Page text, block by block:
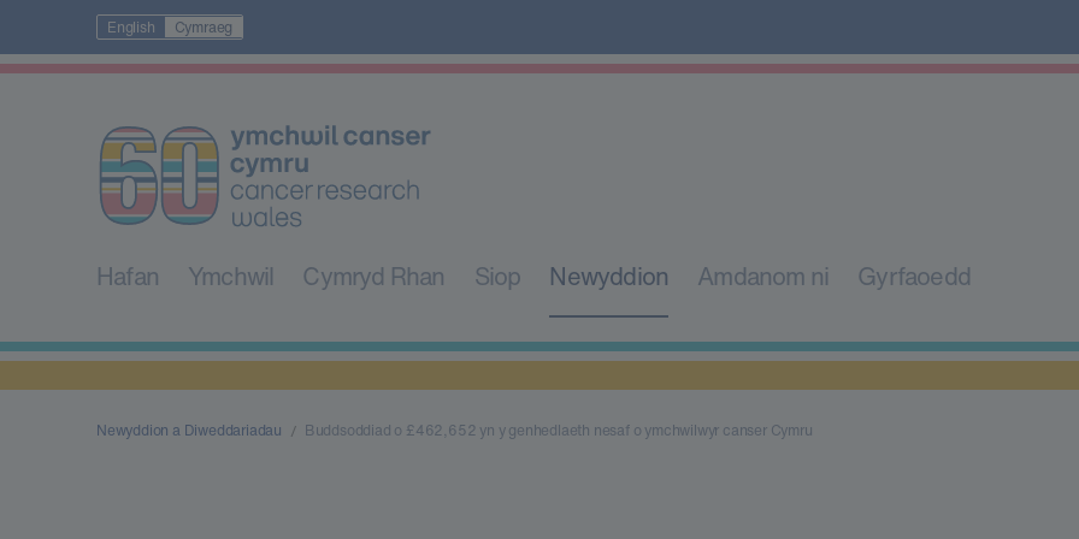
English Cymraeg
Hafan Ymchwil Cymryd Rhan Siop Newyddion Amdanom ni Gyrfaoedd
Newyddion a Diweddariadau Buddsoddiad o £462,652 yn y genhedlaeth nesaf o ymchwilwyr canser Cymru